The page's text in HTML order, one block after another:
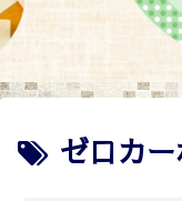
ゼロカ